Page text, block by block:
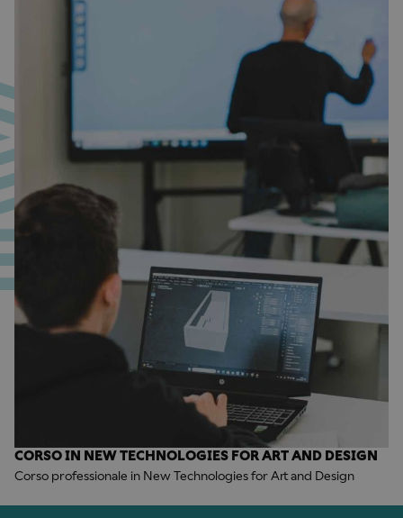
CORSO IN NEW TECHNOLOGIES FOR ART AND DESIGN
Corso professionale in New Technologies for Art and Design